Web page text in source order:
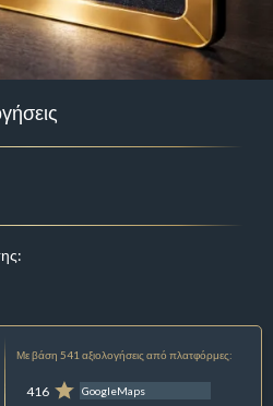
Με βάση 541 αξιολογήσεις από πλατφόρμες:
416 GoogleMaps